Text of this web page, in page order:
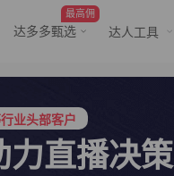
最高佣
达多多甄选 达人工具
业头部客户
员低至798/年
业头部客户
力直播决策